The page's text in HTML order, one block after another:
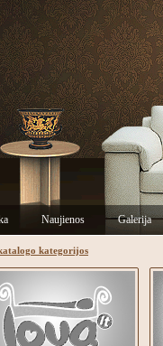
Naujienos Galerija
kategorijos